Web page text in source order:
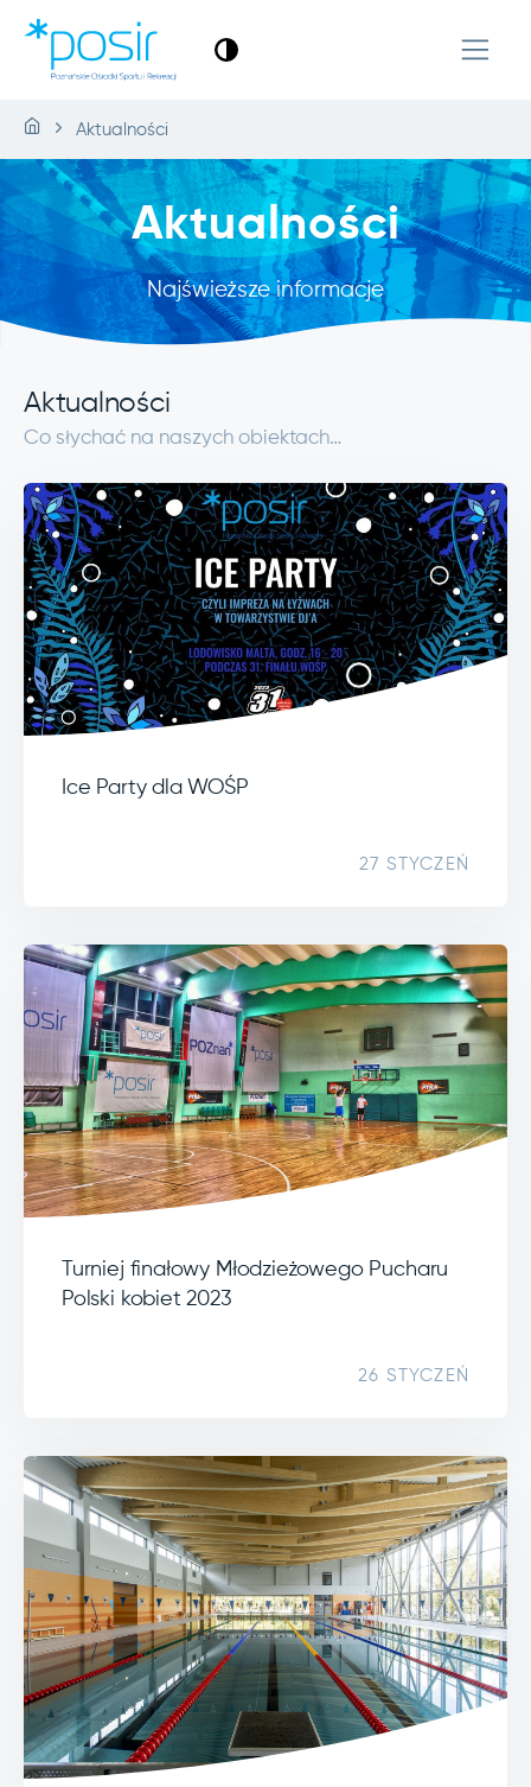
Aktualności
Aktualności
Najświeższe informacje
Aktualności
Co słychać na naszych obiektach…
Ice Party dla WOŚP
27 STYCZEŃ
Turniej finałowy Młodzieżowego Pucharu
Polski kobiet 2023
26 STYCZEŃ